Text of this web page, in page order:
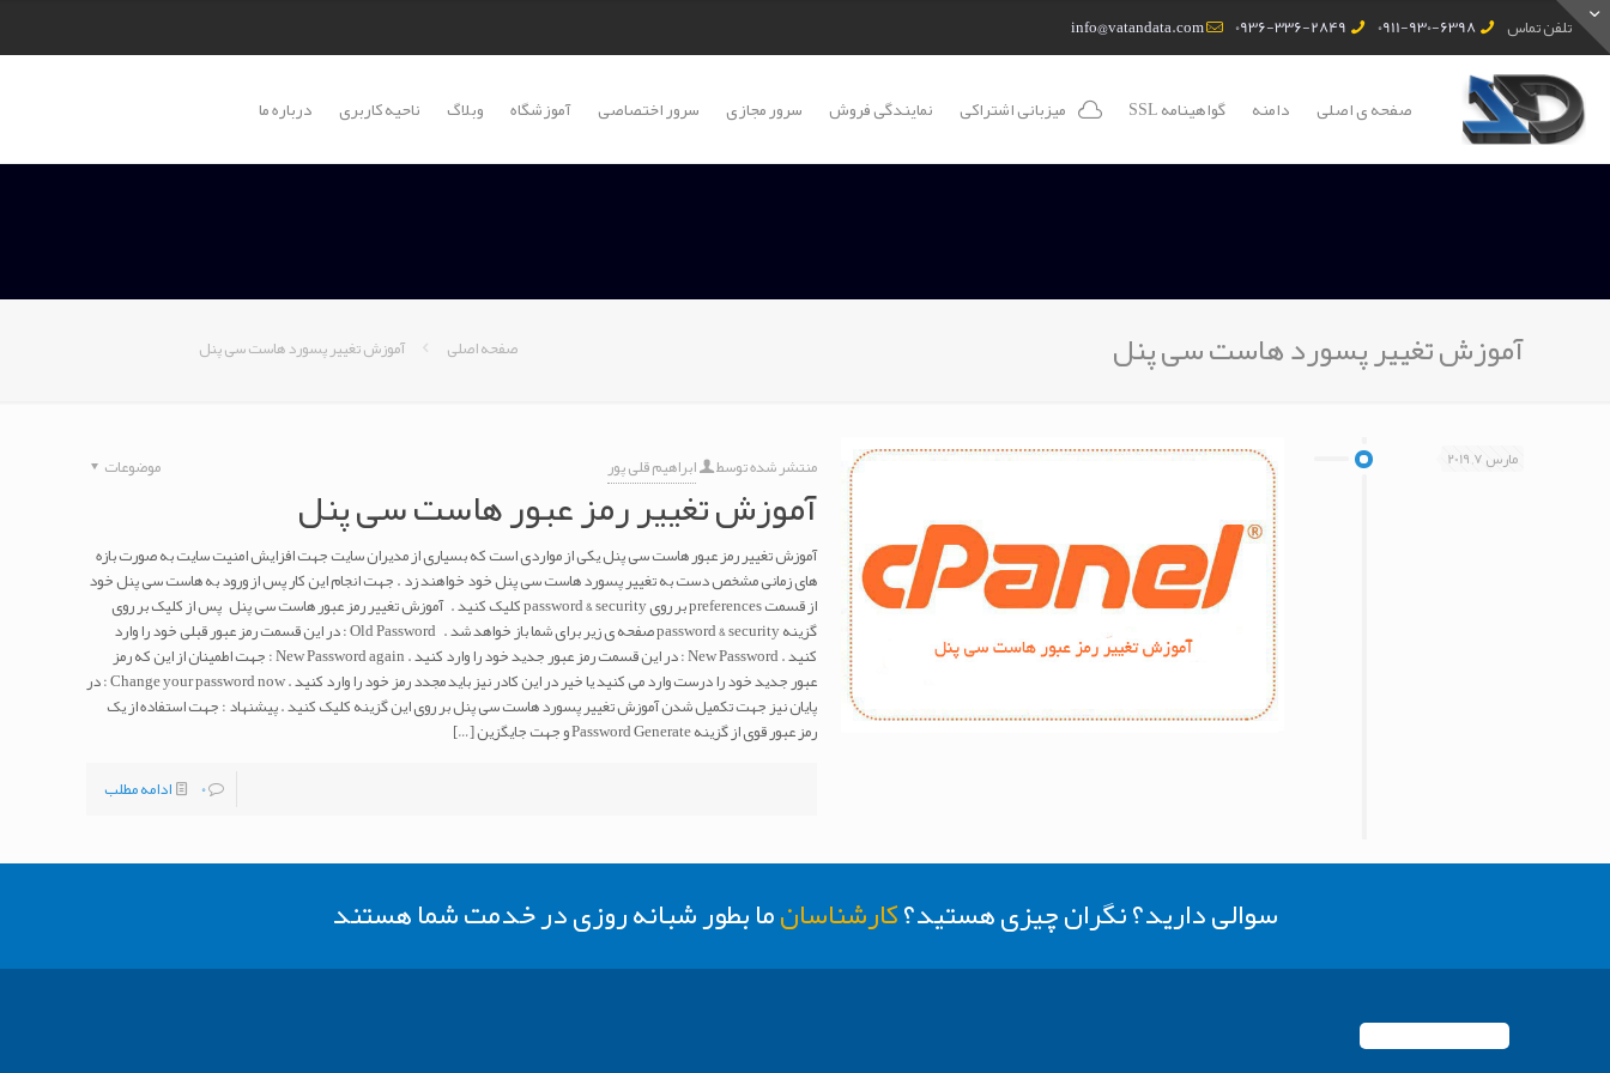
تلفن تماس 0911-930-6398
0936-336-2849
info@vatandata.com
صفحه ی اصلی دامنه گواهینامه SSL میزبانی اشتراکی نمایندگی فروش سرور مجازی سرور اختصاصی آموزشگاه وبلاگ ناحیه کاربری درباره ما
آموزش تغییر پسورد هاست سی پنل صفحه اصلی آموزش تغییر پسورد هاست سی پنل
مارس 7, 2019 منتشر شده توسط ابراهیم قلی پور موضوعات
آموزش تغییر رمز عبور هاست سی پنل
آموزش تغییر رمز عبور هاست سی پنل یکی از مواردی است که بسیاری از مدیران سایت جهت افزایش امنیت سایت به صورت بازه
های زمانی مشخص دست به تغییر پسورد هاست سی پنل خود خواهند زد . جهت انجام این کار پس از ورود به هاست سی پنل خود
از قسمت preferences بر روی password & security کلیک کنید . آموزش تغییر رمز عبور هاست سی پنل پس از کلیک بر روی
گزینه password & security صفحه ی زیر برای شما باز خواهد شد . Old Password : در این قسمت رمز عبور قبلی خود را وارد
کنید . New Password : در این قسمت رمز عبور جدید خود را وارد کنید . New Password again : جهت اطمینان از این که رمز
عبور جدید خود را درست وارد می کنید یا خیر در این کادر نیز باید مجدد رمز خود را وارد کنید . Change your password now : در
پایان نیز جهت تکمیل شدن آموزش تغییر پسورد هاست سی پنل بر روی این گزینه کلیک کنید . پیشنهاد : جهت استفاده از یک
رمز عبور قوی از گزینه Password Generate و جهت جایگزین
[…]
0
ادامه مطلب
سوالی دارید؟ نگران چیزی هستید؟کارشناسانما بطور شبانه روزی در خدمت شما هستند